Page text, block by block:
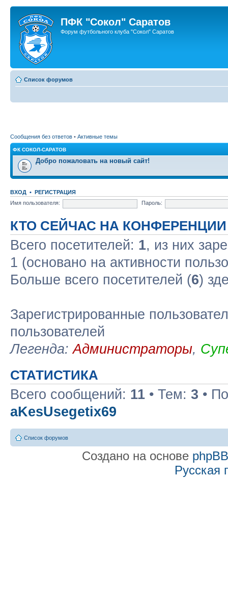
ПФК "Сокол" Саратов
Форум футбольного клуба "Сокол" Саратов
Список форумов
Сообщения без ответов • Активные темы
ФК СОКОЛ-САРАТОВ
Добро пожаловать на новый сайт!
ВХОД • РЕГИСТРАЦИЯ
Имя пользователя:
Пароль:
КТО СЕЙЧАС НА КОНФЕРЕНЦИИ
Всего посетителей: 1, из них
1 (основано на активности
Больше всего посетителей (6)
Зарегистрированные
пользователей
Легенда:Администраторы,
СТАТИСТИКА
Всего сообщений: 11 • Тем: 3 •
aKesUsegetix69
Список форумов
Создано на основе phpBB
Русская